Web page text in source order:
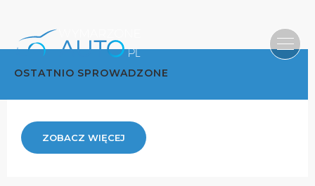
OSTATNIO SPROWADZONE
ZOBACZ WIĘCEJ